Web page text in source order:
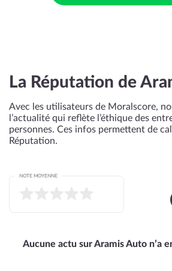
La Réputation de
Avec les utilisateurs de Moralscore,
l’actualité qui reflète l’éthique des
personnes. Ces infos permettent de
Réputation.
NOTE MOYENNE
Aucune actu sur Aramis Auto n’a